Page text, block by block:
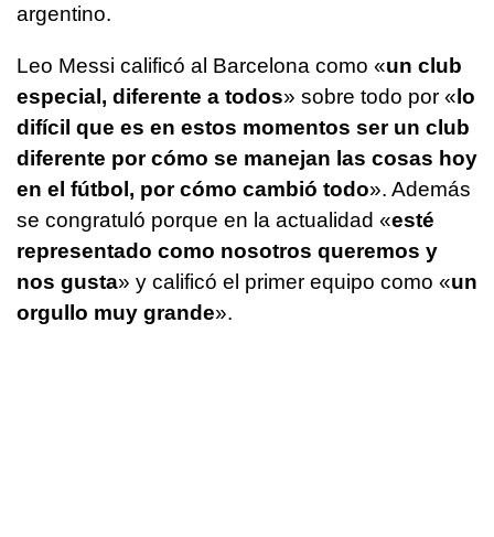
argentino.
Leo Messi calificó al Barcelona como «un club
especial, diferente a todos» sobre todo por «lo
difícil que es en estos momentos ser un club
diferente por cómo se manejan las cosas hoy
en el fútbol, por cómo cambió todo». Además
se congratuló porque en la actualidad «esté
representado como nosotros queremos y
nos gusta» y calificó el primer equipo como «un
orgullo muy grande».